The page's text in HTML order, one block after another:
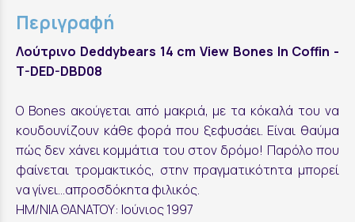
Περιγραφή
Λούτρινo Deddybears 14 cm View Bones In Coffin -
T-DED-DBD08
O Βones ακούγεται από μακριά, με τα κόκαλά του να
κουδουνίζουν κάθε φορά που ξεφυσάει. Είναι θαύμα
πώς δεν χάνει κομμάτια του στον δρόμο! Παρόλο που
φαίνεται τρομακτικός, στην πραγματικότητα μπορεί
να γίνει…απροσδόκητα φιλικός.
ΗΜ/ΝΙΑ ΘΑΝΑΤΟΥ: Ιούνιος 1997